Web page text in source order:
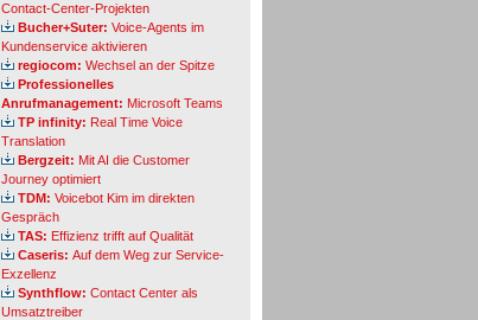
Contact-Center-Projekten
Bucher+Suter: Voice-Agents im
Kundenservice aktivieren
regiocom: Wechsel an der Spitze
Professionelles
Anrufmanagement: Microsoft Teams
TP infinity: Real Time Voice
Translation
Bergzeit: Mit AI die Customer
Journey optimiert
TDM: Voicebot Kim im direkten
Gespräch
TAS: Effizienz trifft auf Qualität
Caseris: Auf dem Weg zur Service-
Exzellenz
Synthflow: Contact Center als
Umsatztreiber